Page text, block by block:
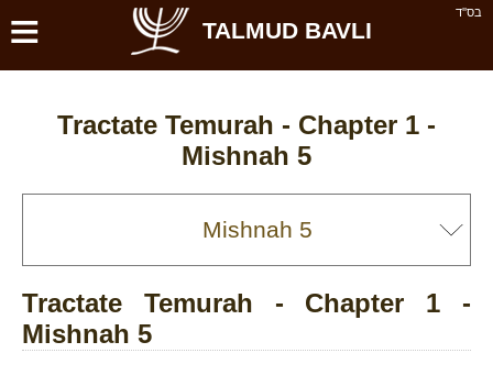
בס''ד ≡ TALMUD BAVLI
Tractate Temurah - Chapter 1 -
Mishnah 5
Tractate Temurah - Chapter 1 -
Mishnah 5